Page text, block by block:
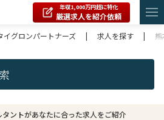
年収1,000万円超に特化
厳選求人を紹介依頼
イグロンパートナーズ
| 求人を探す |
ントがあなたに合った求人をご紹介